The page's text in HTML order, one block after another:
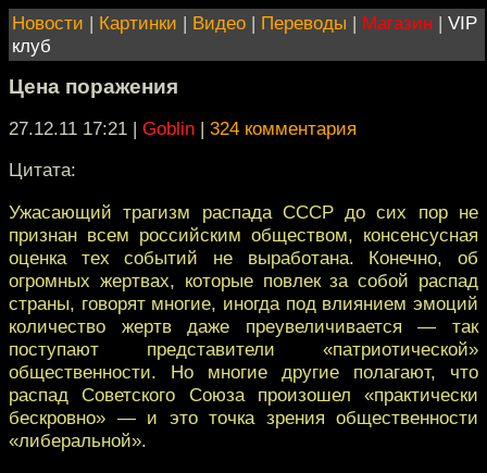
Новости | Картинки | Видео | Переводы | Магазин | VIP
клуб
Цена поражения
27.12.11 17:21 | Goblin | 324 комментария
Цитата:
Ужасающий трагизм распада СССР до сих пор не
признан всем российским обществом, консенсусная
оценка тех событий не выработана. Конечно, об
огромных жертвах, которые повлек за собой распад
страны, говорят многие, иногда под влиянием эмоций
количество жертв даже преувеличивается — так
поступают представители «патриотической»
общественности. Но многие другие полагают, что
распад Советского Союза произошел «практически
бескровно» — и это точка зрения общественности
«либеральной».